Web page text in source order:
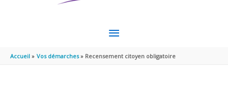
MENU
PRINCIPAL
Accueil Vos démarches Recensement citoyen obligatoire